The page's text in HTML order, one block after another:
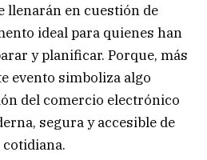
llenarán en cuestión de
ideal para quienes han
y planificar. Porque, más
evento simboliza algo
del comercio electrónico
segura y accesible de